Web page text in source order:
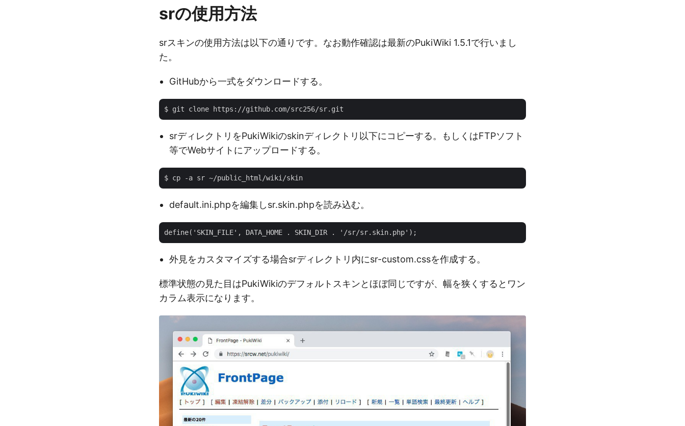
srの使用方法
srスキンの使用方法は以下の通りです。なお動作確認は最新のPukiWiki 1.5.1で行いまし
た。
GitHubから一式をダウンロードする。
srディレクトリをPukiWikiのskinディレクトリ以下にコピーする。もしくはFTPソフト
等でWebサイトにアップロードする。
default.ini.phpを編集しsr.skin.phpを読み込む。
外見をカスタマイズする場合srディレクトリ内にsr-custom.cssを作成する。
標準状態の見た目はPukiWikiのデフォルトスキンとほぼ同じですが、幅を狭くするとワン
カラム表示になります。